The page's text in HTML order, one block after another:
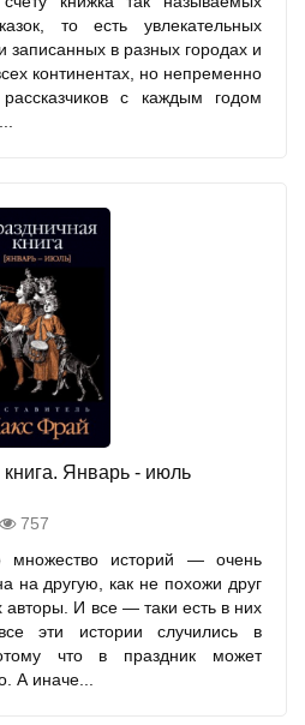
то есть увлекательных
записанных в разных городах и
континентах, но непременно
с каждым годом
Январь - июль
757
множество историй — очень
на другую, как не похожи друг
авторы. И все — таки есть в них
эти истории случились в
что в праздник может
А иначе...